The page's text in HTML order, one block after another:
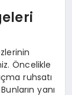
Öncelikle
ruhsatı
yanı